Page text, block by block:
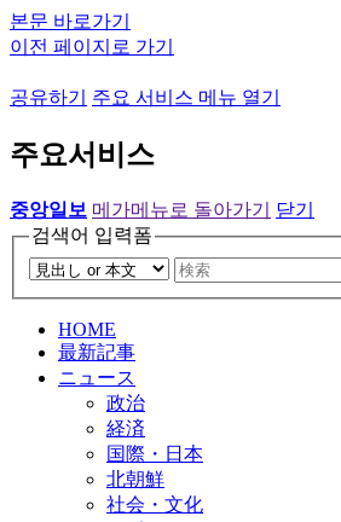
본문 바로가기
이전 페이지로 가기
공유하기 주요 서비스 메뉴 열기
주요서비스
중앙일보 메가메뉴로 돌아가기
닫기
검색어 입력폼
HOME
最新記事
ニュース
政治
経済
国際・日本
北朝鮮
社会・文化